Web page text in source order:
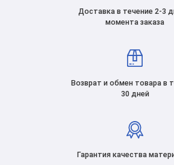
Доставка в течение 2-3
момента заказа
Возврат и обмен товара в
30 дней
Гарантия качества